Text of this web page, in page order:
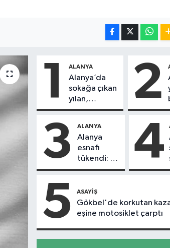
1 ALANYA
Alanya’da
sokağa çıkan
yılan,
vatandaşı
2
3 ALANYA
Alanya
esnafı
tükendi: 1
ayda 150
kapandı
4
5 ASAYIŞ
Gökbel'de korkutan
eşine motosiklet çarptı